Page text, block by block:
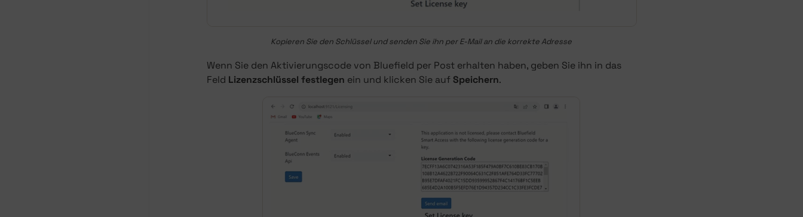
Kopieren Sie den Schlüssel und senden Sie ihn per E-Mail an die korrekte Adresse
Wenn Sie den Aktivierungscode von Bluefield per Post erhalten haben, geben Sie ihn in das
Feld Lizenzschlüssel festlegen ein und klicken Sie aufSpeichern.